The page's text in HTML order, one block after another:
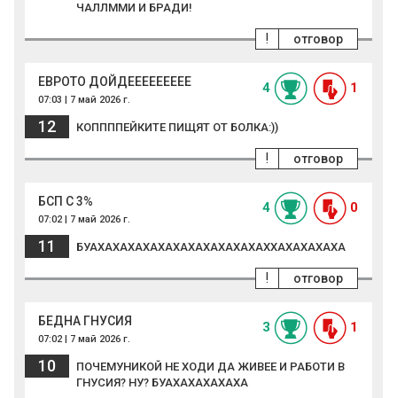
ЧАЛЛММИ И БРАДИ!
отговор
!
ЕВРОТО ДОЙДЕЕЕЕЕЕЕЕЕ
07:03 | 7 май 2026 г.
4 1
12 КОППППЕЙКИТЕ ПИЩЯТ ОТ БОЛКА:))
отговор
!
БСП С 3%
07:02 | 7 май 2026 г.
4 0
11 БУАХАХАХАХАХАХАХАХАХАХАХАХХАХАХАХАХА
отговор
!
БЕДНА ГНУСИЯ
07:02 | 7 май 2026 г.
3 1
10
ПОЧЕМУНИКОЙ НЕ ХОДИ ДА ЖИВЕЕ И РАБОТИ В
ГНУСИЯ? НУ? БУАХАХАХАХАХА